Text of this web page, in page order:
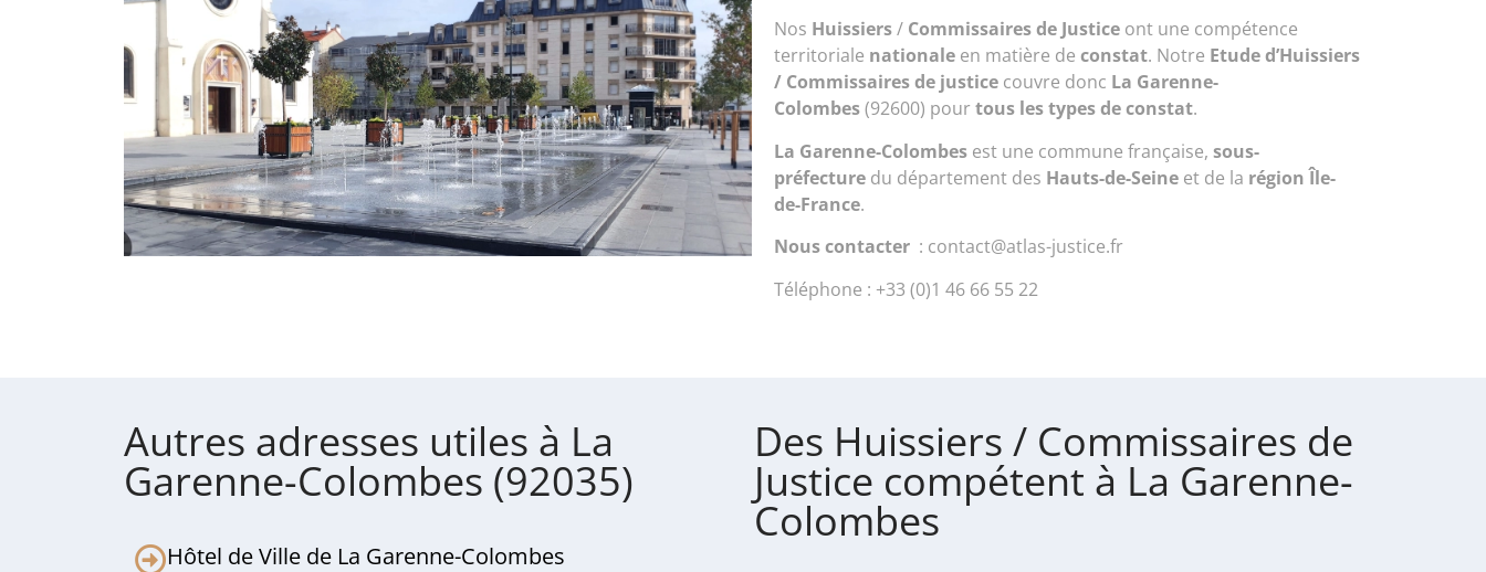
Nos Huissiers/ Commissaires de Justice ont une compétence
territoriale nationale en matière de constat. Notre Etude d’Huissiers
/ Commissaires de justice couvre donc La Garenne-
Colombes(92600) pour tous les types de constat.
La Garenne-Colombes est une commune française, sous-
préfecture du département des Hauts-de-Seine et de la région Île-
de-France.
Nous contacter : contact@atlas-justice.fr
Téléphone : +33 (0)1 46 66 55 22
Autres adresses utiles à La
Garenne-Colombes (92035)
Hôtel de Ville de La Garenne-Colombes
Des Huissiers / Commissaires de
Justice compétent à La Garenne-
Colombes